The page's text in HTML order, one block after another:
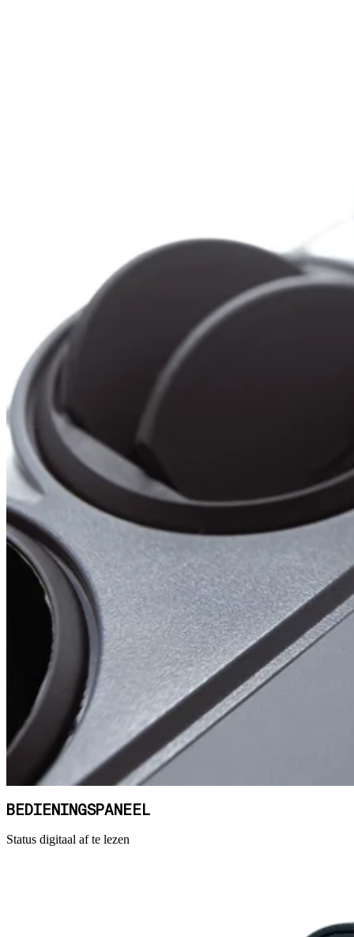
BEDIENINGSPANEEL
Status digitaal af te lezen